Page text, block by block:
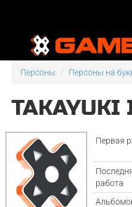
Персоны Персоны на
TAKAYUKI
Первая
работа